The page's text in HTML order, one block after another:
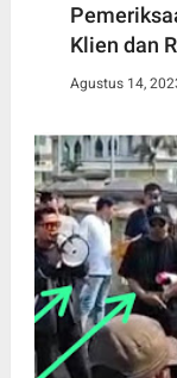
Klien dan
Agustus 14,